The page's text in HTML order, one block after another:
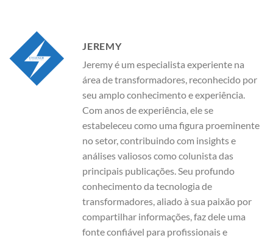
JEREMY
Jeremy é um especialista experiente na
área de transformadores, reconhecido por
seu amplo conhecimento e experiência.
Com anos de experiência, ele se
estabeleceu como uma figura proeminente
no setor, contribuindo com insights e
análises valiosos como colunista das
principais publicações. Seu profundo
conhecimento da tecnologia de
transformadores, aliado à sua paixão por
compartilhar informações, faz dele uma
fonte confiável para profissionais e